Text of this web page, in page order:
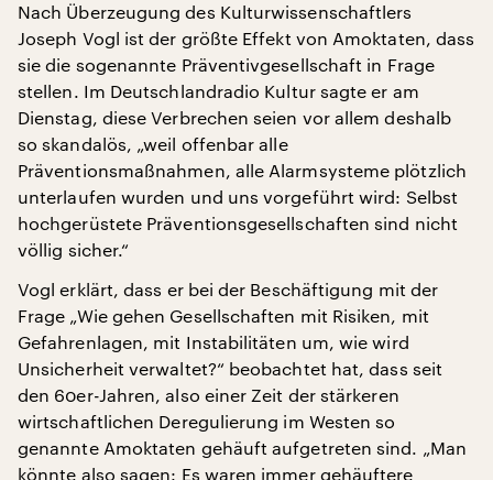
Nach Überzeugung des Kulturwissenschaftlers
Joseph Vogl ist der größte Effekt von Amoktaten, dass
sie die sogenannte Präventivgesellschaft in Frage
stellen. Im Deutschlandradio Kultur sagte er am
Dienstag, diese Verbrechen seien vor allem deshalb
so skandalös, „weil offenbar alle
Präventionsmaßnahmen, alle Alarmsysteme plötzlich
unterlaufen wurden und uns vorgeführt wird: Selbst
hochgerüstete Präventionsgesellschaften sind nicht
völlig sicher.“
Vogl erklärt, dass er bei der Beschäftigung mit der
Frage „Wie gehen Gesellschaften mit Risiken, mit
Gefahrenlagen, mit Instabilitäten um, wie wird
Unsicherheit verwaltet?“ beobachtet hat, dass seit
den 60er-Jahren, also einer Zeit der stärkeren
wirtschaftlichen Deregulierung im Westen so
genannte Amoktaten gehäuft aufgetreten sind. „Man
könnte also sagen: Es waren immer gehäuftere